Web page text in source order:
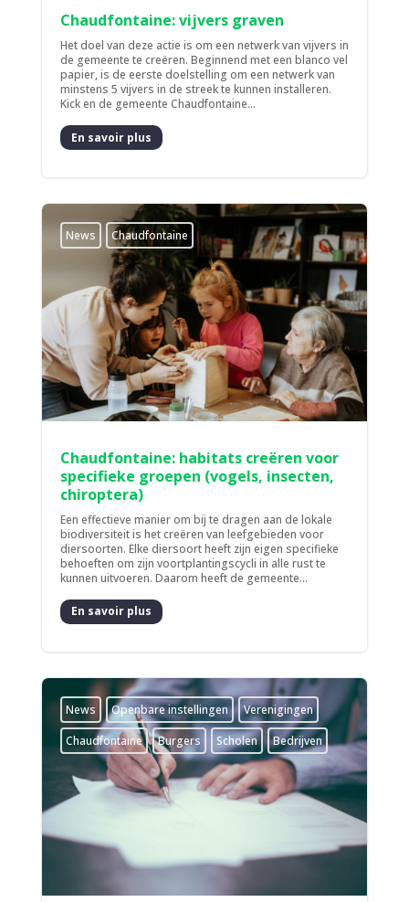
Chaudfontaine: vijvers graven
Het doel van deze actie is om een netwerk van vijvers in
de gemeente te creëren. Beginnend met een blanco vel
papier, is de eerste doelstelling om een netwerk van
minstens 5 vijvers in de streek te kunnen installeren.
Kick en de gemeente Chaudfontaine...
En savoir plus
News Chaudfontaine
Chaudfontaine: habitats creëren voor
specifieke groepen (vogels, insecten,
chiroptera)
Een effectieve manier om bij te dragen aan de lokale
biodiversiteit is het creëren van leefgebieden voor
diersoorten. Elke diersoort heeft zijn eigen specifieke
behoeften om zijn voortplantingscycli in alle rust te
kunnen uitvoeren. Daarom heeft de gemeente...
En savoir plus
News ­Openbare instellingen
­Verenigingen
Chaudfontaine
Burgers Scholen Bedrijven